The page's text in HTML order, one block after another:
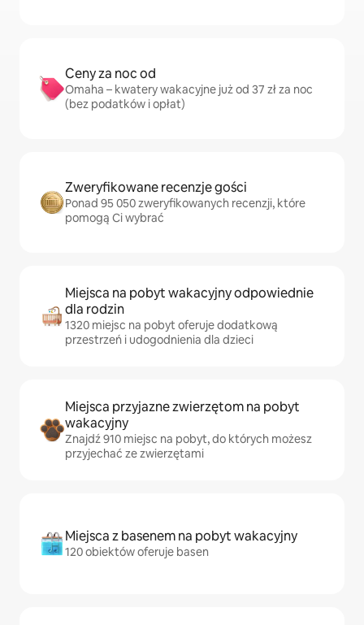
Ceny za noc od
Omaha – kwatery wakacyjne już od 37 zł za noc
(bez podatków i opłat)
Zweryfikowane recenzje gości
Ponad 95 050 zweryfikowanych recenzji, które
pomogą Ci wybrać
Miejsca na pobyt wakacyjny odpowiednie
dla rodzin
1320 miejsc na pobyt oferuje dodatkową
przestrzeń i udogodnienia dla dzieci
Miejsca przyjazne zwierzętom na pobyt
wakacyjny
Znajdź 910 miejsc na pobyt, do których możesz
przyjechać ze zwierzętami
Miejsca z basenem na pobyt wakacyjny
120 obiektów oferuje basen